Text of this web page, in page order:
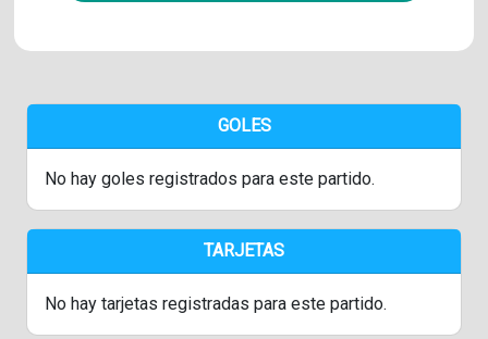
GOLES
No hay goles registrados para este partido.
TARJETAS
No hay tarjetas registradas para este partido.